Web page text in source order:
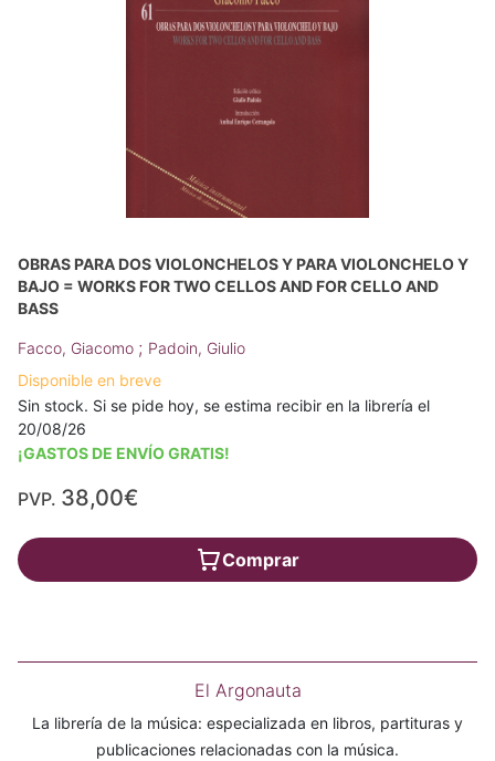
OBRAS PARA DOS VIOLONCHELOS Y PARA VIOLONCHELO Y
BAJO = WORKS FOR TWO CELLOS AND FOR CELLO AND
BASS
Facco, Giacomo ; Padoin, Giulio
Disponible en breve
Sin stock. Si se pide hoy, se estima recibir en la librería el
20/08/26
¡GASTOS DE ENVÍO GRATIS!
PVP. 38,00€
Comprar
El Argonauta
La librería de la música: especializada en libros, partituras y
publicaciones relacionadas con la música.